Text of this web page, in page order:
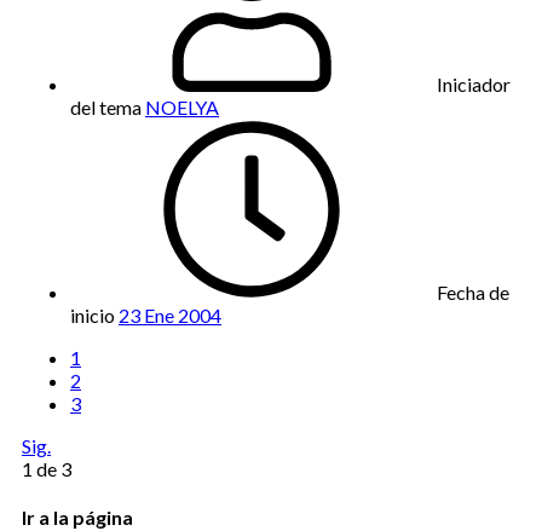
Iniciador
del tema NOELYA
Fecha de
inicio 23 Ene 2004
1
2
3
Sig.
1 de 3
Ir a la página